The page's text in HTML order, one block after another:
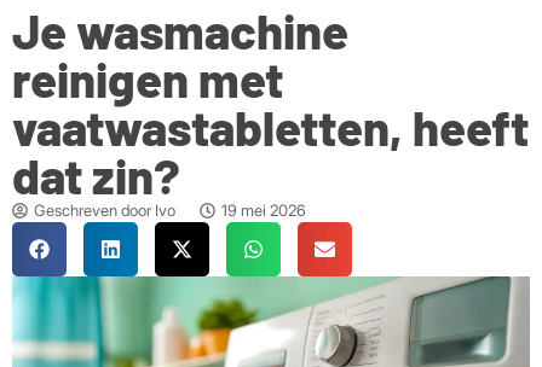
Je wasmachine
reinigen met
vaatwastabletten, heeft
dat zin?
Geschreven door Ivo 19 mei 2026